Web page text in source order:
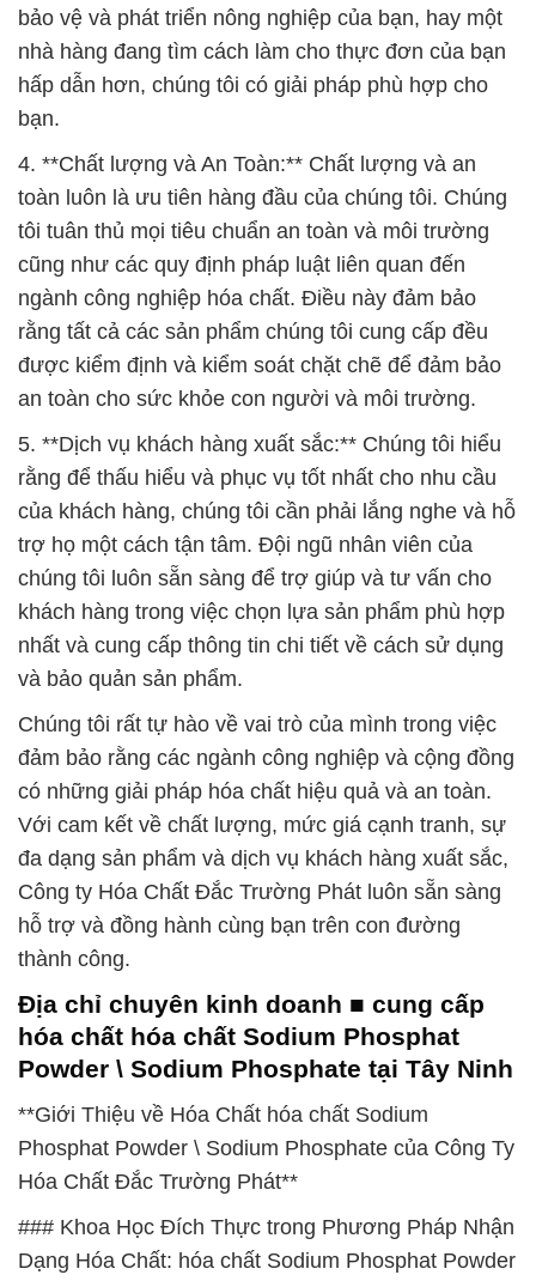
bảo vệ và phát triển nông nghiệp của bạn, hay một
nhà hàng đang tìm cách làm cho thực đơn của bạn
hấp dẫn hơn, chúng tôi có giải pháp phù hợp cho
bạn.
4. **Chất lượng và An Toàn:** Chất lượng và an
toàn luôn là ưu tiên hàng đầu của chúng tôi. Chúng
tôi tuân thủ mọi tiêu chuẩn an toàn và môi trường
cũng như các quy định pháp luật liên quan đến
ngành công nghiệp hóa chất. Điều này đảm bảo
rằng tất cả các sản phẩm chúng tôi cung cấp đều
được kiểm định và kiểm soát chặt chẽ để đảm bảo
an toàn cho sức khỏe con người và môi trường.
5. **Dịch vụ khách hàng xuất sắc:** Chúng tôi hiểu
rằng để thấu hiểu và phục vụ tốt nhất cho nhu cầu
của khách hàng, chúng tôi cần phải lắng nghe và hỗ
trợ họ một cách tận tâm. Đội ngũ nhân viên của
chúng tôi luôn sẵn sàng để trợ giúp và tư vấn cho
khách hàng trong việc chọn lựa sản phẩm phù hợp
nhất và cung cấp thông tin chi tiết về cách sử dụng
và bảo quản sản phẩm.
Chúng tôi rất tự hào về vai trò của mình trong việc
đảm bảo rằng các ngành công nghiệp và cộng đồng
có những giải pháp hóa chất hiệu quả và an toàn.
Với cam kết về chất lượng, mức giá cạnh tranh, sự
đa dạng sản phẩm và dịch vụ khách hàng xuất sắc,
Công ty Hóa Chất Đắc Trường Phát luôn sẵn sàng
hỗ trợ và đồng hành cùng bạn trên con đường
thành công.
Địa chỉ chuyên kinh doanh ■ cung cấp
hóa chất hóa chất Sodium Phosphat
Powder \ Sodium Phosphate tại Tây Ninh
**Giới Thiệu về Hóa Chất hóa chất Sodium
Phosphat Powder \ Sodium Phosphate của Công Ty
Hóa Chất Đắc Trường Phát**
### Khoa Học Đích Thực trong Phương Pháp Nhận
Dạng Hóa Chất: hóa chất Sodium Phosphat Powder